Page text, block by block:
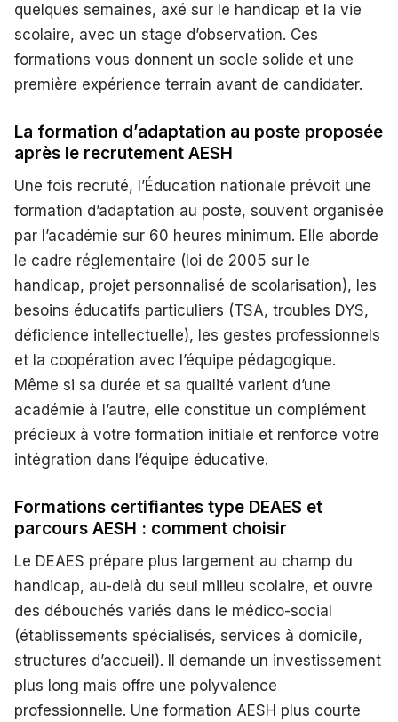
quelques semaines, axé sur le handicap et la vie
scolaire, avec un stage d’observation. Ces
formations vous donnent un socle solide et une
première expérience terrain avant de candidater.
La formation d’adaptation au poste proposée
après le recrutement AESH
Une fois recruté, l’Éducation nationale prévoit une
formation d’adaptation au poste, souvent organisée
par l’académie sur 60 heures minimum. Elle aborde
le cadre réglementaire (loi de 2005 sur le
handicap, projet personnalisé de scolarisation), les
besoins éducatifs particuliers (TSA, troubles DYS,
déficience intellectuelle), les gestes professionnels
et la coopération avec l’équipe pédagogique.
Même si sa durée et sa qualité varient d’une
académie à l’autre, elle constitue un complément
précieux à votre formation initiale et renforce votre
intégration dans l’équipe éducative.
Formations certifiantes type DEAES et
parcours AESH : comment choisir
Le DEAES prépare plus largement au champ du
handicap, au-delà du seul milieu scolaire, et ouvre
des débouchés variés dans le médico-social
(établissements spécialisés, services à domicile,
structures d’accueil). Il demande un investissement
plus long mais offre une polyvalence
professionnelle. Une formation AESH plus courte